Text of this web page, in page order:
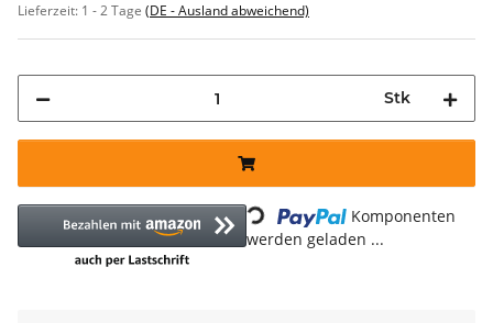
Lieferzeit: 1 - 2 Tage (DE - Ausland abweichend)
Stk
Loading...
Komponenten
werden geladen ...